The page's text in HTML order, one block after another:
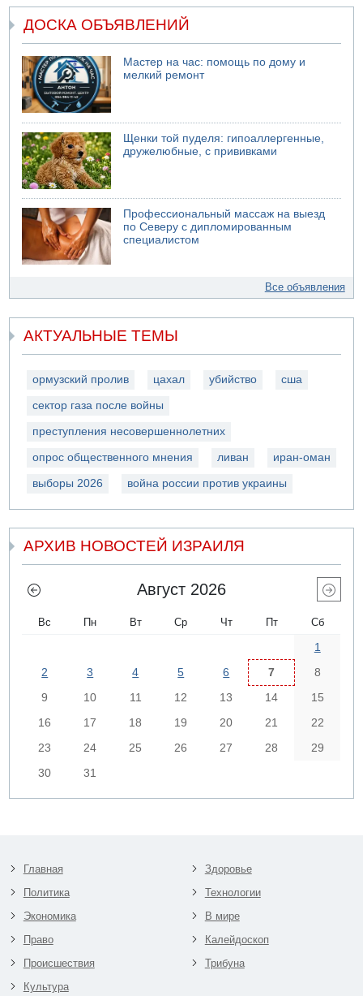
ДОСКА ОБЪЯВЛЕНИЙ
Мастер на час: помощь по дому и
мелкий ремонт
Щенки той пуделя: гипоаллергенные,
дружелюбные, с прививками
Профессиональный массаж на выезд
по Северу с дипломированным
специалистом
Все объявления
АКТУАЛЬНЫЕ ТЕМЫ
ормузский пролив цахал убийство сша
сектор газа после войны
преступления несовершеннолетних
опрос общественного мнения ливан иран-оман
выборы 2026 война россии против украины
АРХИВ НОВОСТЕЙ ИЗРАИЛЯ
Август 2026
Вс Пн Вт Ср Чт Пт Сб
1
2
3 4 5 6 7
8
9
10 11 12 13 14
15
16
17 18 19 20 21
22
23
24 25 26 27 28
29
30
31
Главная
Политика
Экономика
Право
Происшествия
Культура
Здоровье
Технологии
В мире
Калейдоскоп
Трибуна